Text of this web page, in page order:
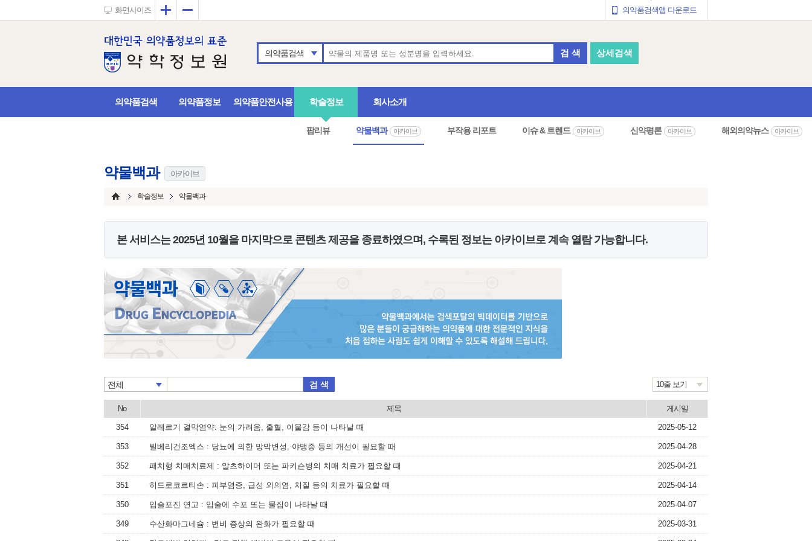
화면사이즈 확대 의약품검색앱 다운로드
의약품검색 검 색 상세검색
의약품검색 의약품정보 의약품안전사용 학술정보
팜리뷰 약물백과 아카이브 부작용 리포트 이슈 & 트렌드 아카이브 신약평론 아카이브 해외의약뉴스 아카이브
회사소개
약물백과 아카이브
학술정보 약물백과
본 서비스는2025년 10월을 마지막으로 콘텐츠 제공을 종료하였으며, 수록된 정보는 아카이브로 계속 열람 가능합니다.
전체 검 색 10줄 보기
No 제목 게시일
354 알레르기 결막염약: 눈의 가려움, 출혈, 이물감 등이 나타날 때 2025-05-12
353 빌베리건조엑스 : 당뇨에 의한 망막변성, 야맹증 등의 개선이 필요할 때 2025-04-28
352 패치형 치매치료제 : 알츠하이머 또는 파키슨병의 치매 치료가 필요할 때 2025-04-21
351 히드로코르티손 : 피부염증, 급성 외의염, 치질 등의 치료가 필요할 때 2025-04-14
350 입술포진 연고 : 입술에 수포 또는 물집이 나타날 때 2025-04-07
349 수산화마그네슘 : 변비 증상의 완화가 필요할 때 2025-03-31